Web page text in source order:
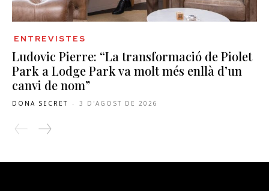
ENTREVISTES
Ludovic Pierre: “La transformació de Piolet
Park a Lodge Park va molt més enllà d’un
canvi de nom”
DONA SECRET - 3 D'AGOST DE 2026